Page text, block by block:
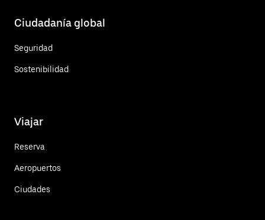
Ciudadanía global
Seguridad
Sostenibilidad
Viajar
Reserva
Aeropuertos
Ciudades